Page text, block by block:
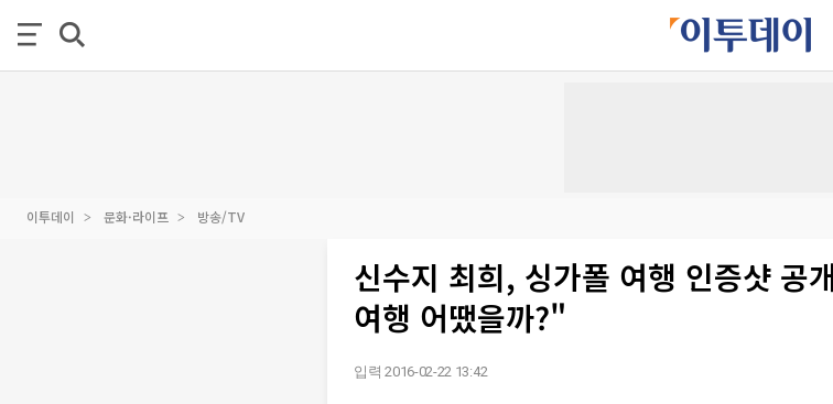
이투데이 문화·라이프 방송/TV
신수지 최희, 싱가폴 여행 인증샷
여행 어땠을까?"
입력 2016-02-22 13:42